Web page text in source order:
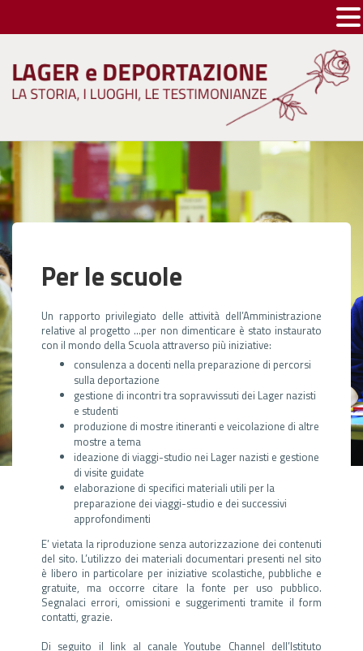
content
Per le scuole
Un rapporto privilegiato delle attività dell’Amministrazione
relative al progetto …per non dimenticare è stato instaurato
con il mondo della Scuola attraverso più iniziative:
consulenza a docenti nella preparazione di percorsi
sulla deportazione
gestione di incontri tra sopravvissuti dei Lager nazisti
e studenti
produzione di mostre itineranti e veicolazione di altre
mostre a tema
ideazione di viaggi-studio nei Lager nazisti e gestione
di visite guidate
elaborazione di specifici materiali utili per la
preparazione dei viaggi-studio e dei successivi
approfondimenti
E’ vietata la riproduzione senza autorizzazione dei contenuti
del sito. L’utilizzo dei materiali documentari presenti nel sito
è libero in particolare per iniziative scolastiche, pubbliche e
gratuite, ma occorre citare la fonte per uso pubblico.
Segnalaci errori, omissioni e suggerimenti tramite il form
contatti, grazie.
Di seguito il link al canale Youtube Channel dell’Istituto